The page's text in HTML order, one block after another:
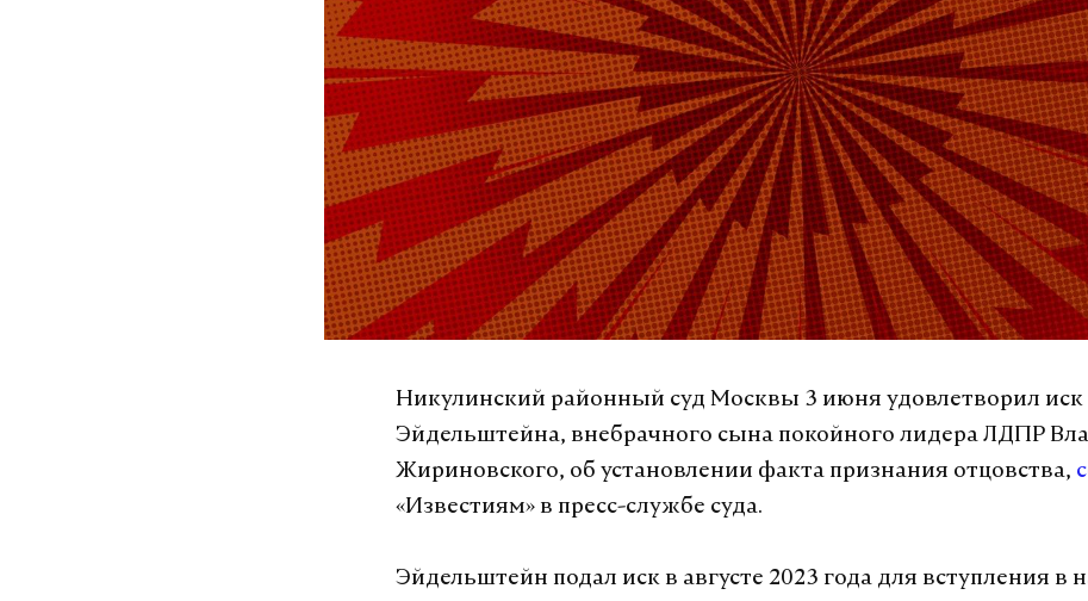
Никулинский районный суд Москвы 3 июня удовлетворил иск
Эйдельштейна, внебрачного сына покойного лидера ЛДПР
Жириновского, об установлении факта признания отцовства,
«Известиям» в пресс-службе суда.
Эйдельштейн подал иск в августе 2023 года для вступления в